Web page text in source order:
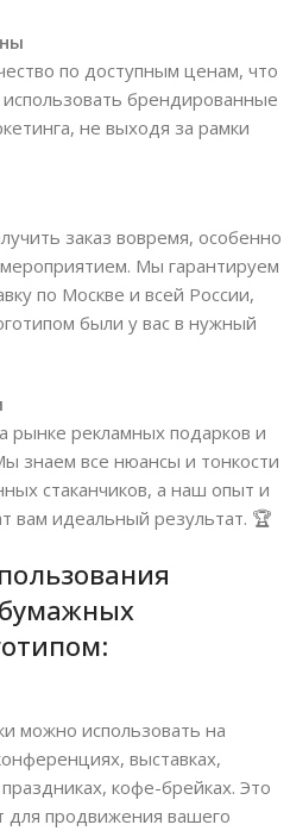
по доступным ценам, что
брендированные
не выходя за рамки
заказ вовремя, особенно
Мы гарантируем
по Москве и всей России,
были у вас в нужный
рынке рекламных подарков и
знаем все нюансы и тонкости
стаканчиков, а наш опыт и
вам идеальный результат. 🏆
можно использовать на
выставках,
кофе-брейках. Это
для продвижения вашего